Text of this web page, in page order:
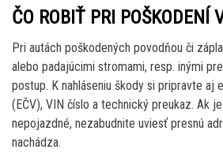
ČO ROBIŤ PRI POŠKODENÍ
Pri autách poškodených povodňou či
alebo padajúcimi stromami, resp. inými
postup. K nahláseniu škody si pripravte aj
(EČV), VIN číslo a technický preukaz. Ak
nepojazdné, nezabudnite uviesť presnú
nachádza.